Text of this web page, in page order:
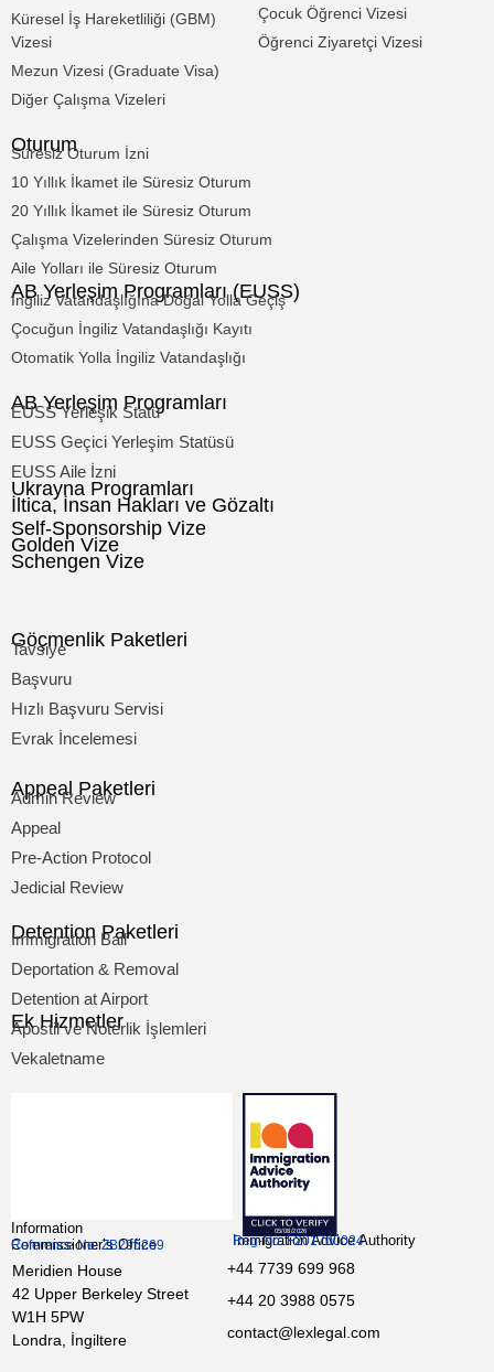
Küresel İş Hareketliliği (GBM)
Vizesi
Mezun Vizesi (Graduate Visa)
Diğer Çalışma Vizeleri
Çocuk Öğrenci Vizesi
Öğrenci Ziyaretçi Vizesi
Oturum
Süresiz Oturum İzni
10 Yıllık İkamet ile Süresiz Oturum
20 Yıllık İkamet ile Süresiz Oturum
Çalışma Vizelerinden Süresiz Oturum
Aile Yolları ile Süresiz Oturum
AB Yerleşim Programları (EUSS)
İngiliz Vatandaşlığına Doğal Yolla Geçiş
Çocuğun İngiliz Vatandaşlığı Kayıtı
Otomatik Yolla İngiliz Vatandaşlığı
AB Yerleşim Programları
EUSS Yerleşik Statü
EUSS Geçici Yerleşim Statüsü
EUSS Aile İzni
Ukrayna Programları
İltica, İnsan Hakları ve Gözaltı
Self-Sponsorship Vize
Golden Vize
Schengen Vize
Göçmenlik Paketleri
Tavsiye
Başvuru
Hızlı Başvuru Servisi
Evrak İncelemesi
Appeal Paketleri
Admin Review
Appeal
Pre-Action Protocol
Jedicial Review
Detention Paketleri
Immigration Bail
Deportation & Removal
Detention at Airport
Ek Hizmetler
Apostil ve Noterlik İşlemleri
Vekaletname
Information
Commissioner’s Office
Reference No: ZB295269 Immigration Advice Authority
Reg-No: F201700024
Meridien House
42 Upper Berkeley Street
W1H 5PW
Londra, İngiltere
+44 7739 699 968
+44 20 3988 0575
contact@lexlegal.com